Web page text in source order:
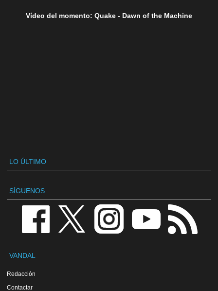
Vídeo del momento: Quake - Dawn of the Machine
LO ÚLTIMO
SÍGUENOS
VANDAL
Redacción
Contactar